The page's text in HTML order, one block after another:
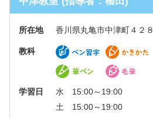
所在地 香川県丸亀市中津町４２８
教科
学習日
水 15:00～19:00
土 15:00～19:00